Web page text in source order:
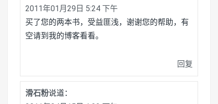
2011年01月29日 5:24 下午
买了您的两本书，受益匪浅，谢谢您的帮助，有
空请到我的博客看看。
回复
滑石粉说道：